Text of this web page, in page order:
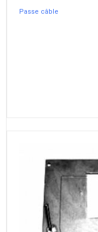
Passe câble